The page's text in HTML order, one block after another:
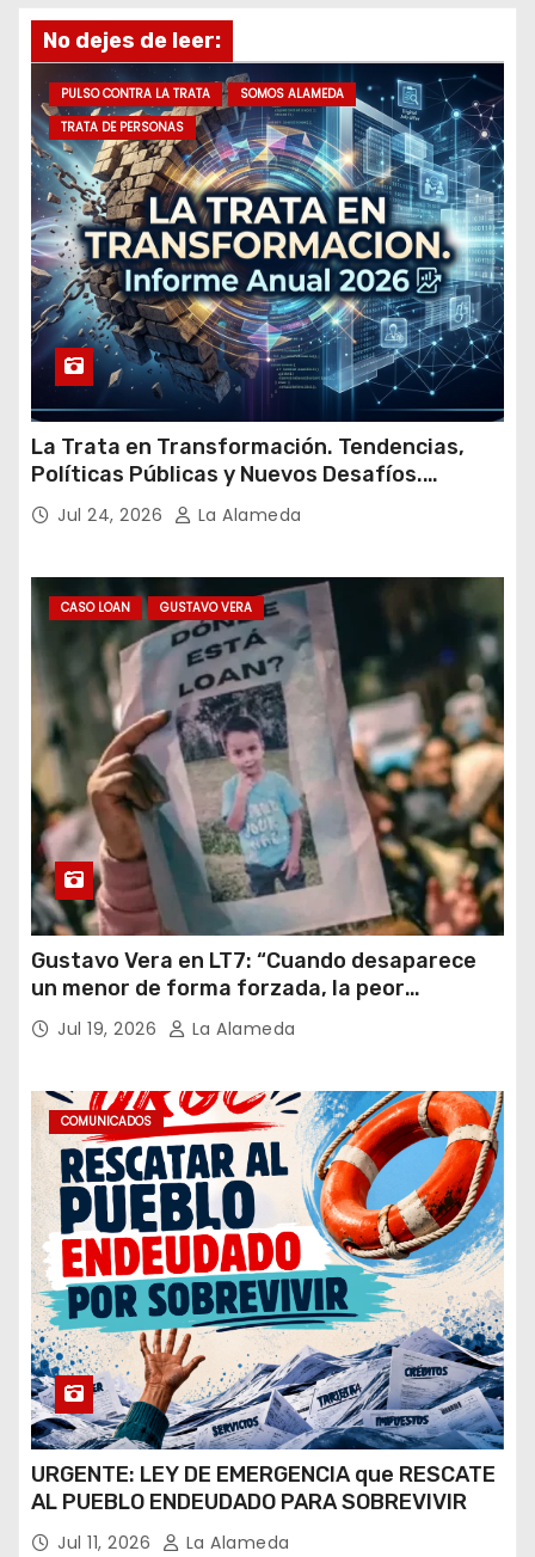
e
e
m
a
i
No dejes de leer:
PULSO CONTRA LA TRATA
SOMOS ALAMEDA
TRATA DE PERSONAS
La Trata en Transformación. Tendencias,
Políticas Públicas y Nuevos Desafíos.
Argentina y el Mundo – Julio 2026
Jul 24, 2026 La Alameda
CASO LOAN GUSTAVO VERA
Gustavo Vera en LT7: “Cuando desaparece
un menor de forma forzada, la peor
hipótesis es trata, y así debe seguir
caratulado el caso Loan”
Jul 19, 2026 La Alameda
COMUNICADOS
URGENTE: LEY DE EMERGENCIA que RESCATE
AL PUEBLO ENDEUDADO PARA SOBREVIVIR
Jul 11, 2026 La Alameda